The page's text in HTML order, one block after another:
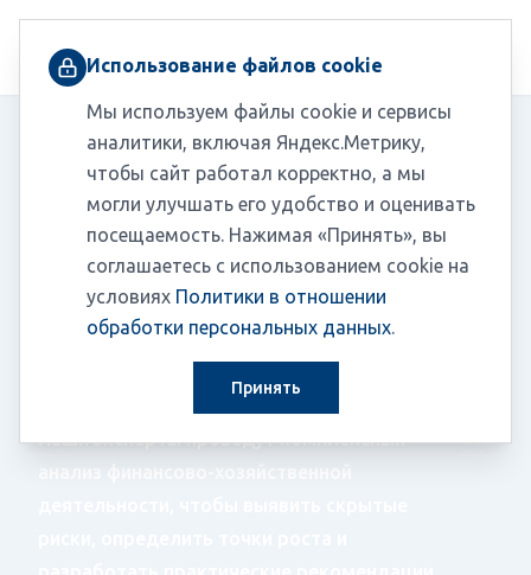
Главная/ Услуги/ Финансовый консалтинг
Анализ финансово-хозяйственной деятельности
Анализ финансово-
хозяйственной
деятельности
Наши эксперты проведут комплексный
анализ финансово-хозяйственной
Использование файлов cookie
Мы используем файлы cookie и сервисы
аналитики, включая Яндекс.Метрику,
чтобы сайт работал корректно, а мы
могли улучшать его удобство и оценивать
посещаемость. Нажимая «Принять», вы
соглашаетесь с использованием cookie на
условиях Политики в отношении
обработки персональных данных.
Принять